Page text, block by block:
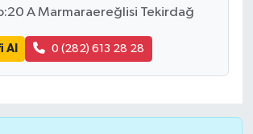
A Marmaraereğlisi Tekirdağ
Al 0 (282) 613 28 28